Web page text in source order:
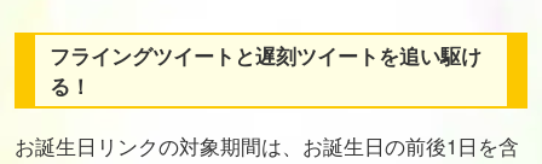
フライングツイートと遅刻ツイートを追い駆け
る！
お誕生日リンクの対象期間は、お誕生日の前後1日を含